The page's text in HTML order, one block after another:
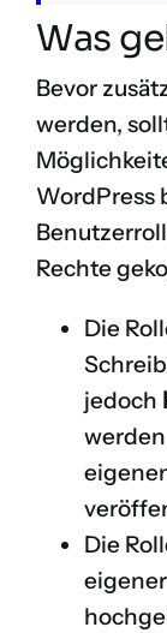
Was
Bevor
werden,
WordPress
Rechte
Die
jedoch
Die